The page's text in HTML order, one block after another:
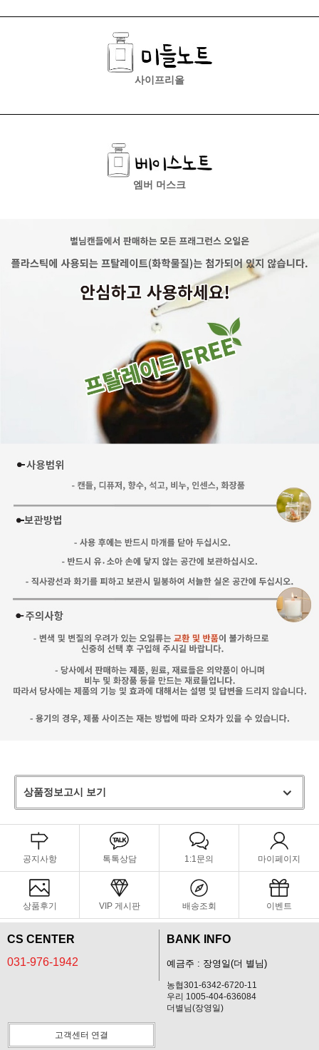
사이프리올
엠버 머스크
상품정보고시 보기
공지사항 톡톡상담 1:1문의 마이페이지
상품후기 VIP 게시판 배송조회 이벤트
CS CENTER
031-976-1942
BANK INFO
예금주 : 장영일(더 별님)
농협301-6342-6720-11
우리 1005-404-636084
더별님(장영일)
고객센터 연결